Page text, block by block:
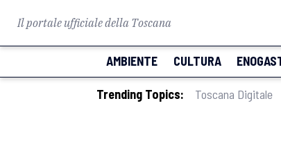
Il portale ufficiale della Toscana
AMBIENTE CULTURA
Trending Topics: Toscana Digitale